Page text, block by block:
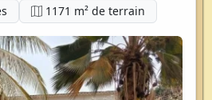
1171 m² de terrain